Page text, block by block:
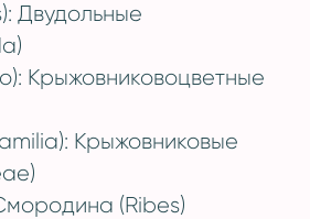
Двудольные
Крыжовниковоцветные
Крыжовниковые
(Ribes)